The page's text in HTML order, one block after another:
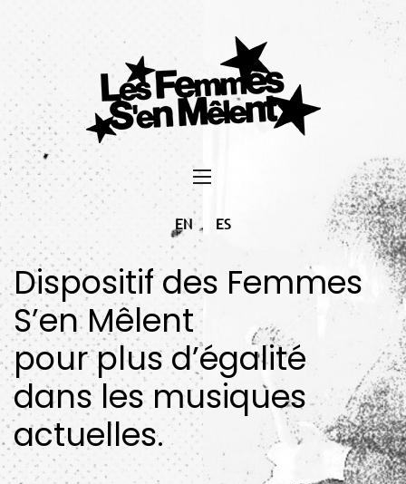
EN ES
Dispositif des Femmes
S’en Mêlent
pour plus d’égalité
dans les musiques
actuelles.